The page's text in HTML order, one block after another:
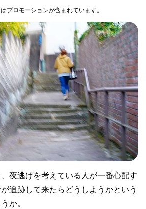
プロモーションが含まれています。
夜逃げを考えている人が一番心配す
追跡して来たらどうしようかという
か。